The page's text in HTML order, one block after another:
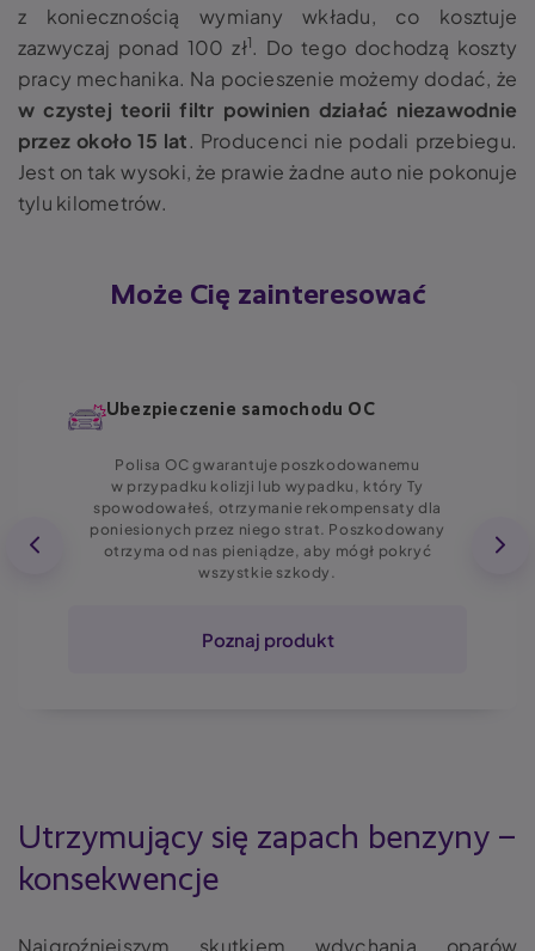
z koniecznością wymiany wkładu, co kosztuje
zazwyczaj ponad 100 zł1. Do tego dochodzą koszty
pracy mechanika. Na pocieszenie możemy dodać, że
w czystej teorii filtr powinien działać niezawodnie
przez około 15 lat. Producenci nie podali przebiegu.
Jest on tak wysoki, że prawie żadne auto nie pokonuje
tylu kilometrów.
Może Cię zainteresować
Ubezpieczenie samochodu OC
Polisa OC gwarantuje poszkodowanemu
w przypadku kolizji lub wypadku, który Ty
spowodowałeś, otrzymanie rekompensaty dla
poniesionych przez niego strat. Poszkodowany
otrzyma od nas pieniądze, aby mógł pokryć
wszystkie szkody.
Poznaj produkt
Utrzymujący się zapach benzyny –
konsekwencje
Najgroźniejszym skutkiem wdychania oparów